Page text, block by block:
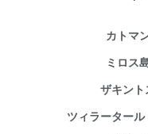
カトマ
ミロス
ザキント
ツィラーター